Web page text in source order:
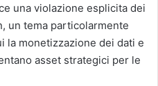
una violazione esplicita dei
un tema particolarmente
la monetizzazione dei dati e
asset strategici per le